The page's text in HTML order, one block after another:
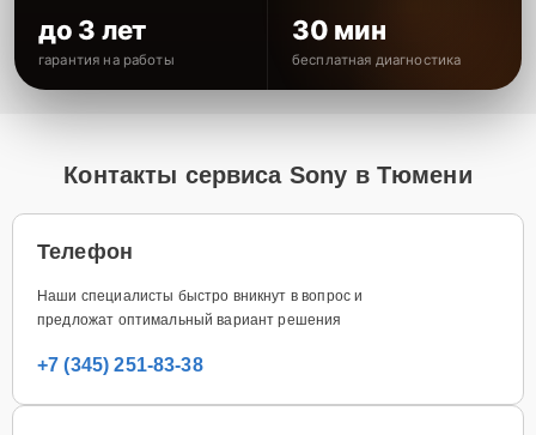
до 3 лет
гарантия на работы
30 мин
бесплатная диагностика
Контакты сервиса Sony в Тюмени
Телефон
Наши специалисты быстро вникнут в вопрос и
предложат оптимальный вариант решения
+7 (345) 251-83-38